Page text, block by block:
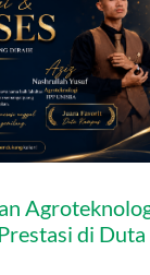
di Duta